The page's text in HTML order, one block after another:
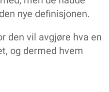
nye definisjonen.
den vil avgjøre hva en
og dermed hvem